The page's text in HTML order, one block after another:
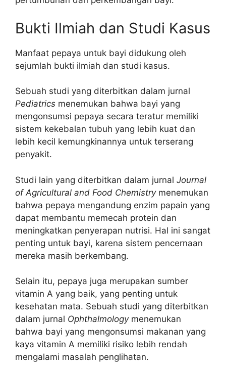
Bukti Ilmiah dan Studi Kasus
Manfaat pepaya untuk bayi didukung oleh
sejumlah bukti ilmiah dan studi kasus.
Sebuah studi yang diterbitkan dalam jurnal
Pediatrics menemukan bahwa bayi yang
mengonsumsi pepaya secara teratur memiliki
sistem kekebalan tubuh yang lebih kuat dan
lebih kecil kemungkinannya untuk terserang
penyakit.
Studi lain yang diterbitkan dalam jurnal Journal
of Agricultural and Food Chemistrymenemukan
bahwa pepaya mengandung enzim papain yang
dapat membantu memecah protein dan
meningkatkan penyerapan nutrisi. Hal ini sangat
penting untuk bayi, karena sistem pencernaan
mereka masih berkembang.
Selain itu, pepaya juga merupakan sumber
vitamin A yang baik, yang penting untuk
kesehatan mata. Sebuah studi yang diterbitkan
dalam jurnal Ophthalmologymenemukan
bahwa bayi yang mengonsumsi makanan yang
kaya vitamin A memiliki risiko lebih rendah
mengalami masalah penglihatan.